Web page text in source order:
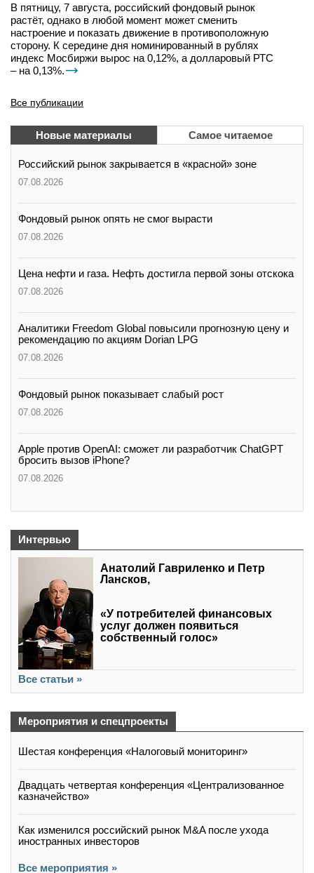
В пятницу, 7 августа, российский фондовый рынок
растёт, однако в любой момент может сменить
настроение и показать движение в противоположную
сторону. К середине дня номинированный в рублях
индекс Мосбиржи вырос на 0,12%, а долларовый РТС
– на 0,13%.
Все публикации
Новые материалы Самое читаемое
Российский рынок закрывается в «красной» зоне
07.08.2026
Фондовый рынок опять не смог вырасти
07.08.2026
Цена нефти и газа. Нефть достигла первой зоны отскока
07.08.2026
Аналитики Freedom Global повысили прогнозную цену и
рекомендацию по акциям Dorian LPG
07.08.2026
Фондовый рынок показывает слабый рост
07.08.2026
Apple против OpenAI: сможет ли разработчик ChatGPT
бросить вызов iPhone?
07.08.2026
Интервью
Анатолий Гавриленко и Петр
Лансков,
«У потребителей финансовых
услуг должен появиться
собственный голос»
Все статьи »
Мероприятия и спецпроекты
Шестая конференция «Налоговый мониторинг»
Двадцать четвертая конференция «Централизованное
казначейство»
Как изменился российский рынок M&A после ухода
иностранных инвесторов
Все мероприятия »